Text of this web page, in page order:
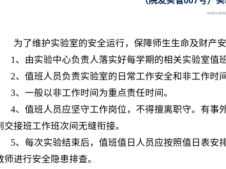
2025年11月26
为了维护实验室的安全运行，保障师生生命及财产
1、由实验中心负责人落实好每学期的相关实验室值
2、值班人员负责实验室的日常工作安全和非工作时
3、一般以非工作时间为重点责任时间。
4、值班人员应坚守工作岗位，不得擅离职守。有事
交接班工作班次间无缝衔接。
5、每次实验结束后，值班值日人员应按照值日表安
师进行安全隐患排查。